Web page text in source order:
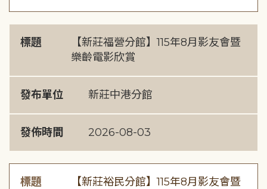
標題
【新莊福營分館】115年8月影友會暨
樂齡電影欣賞
發布單位 新莊中港分館
發佈時間 2026-08-03
標題
【新莊裕民分館】115年8月影友會暨